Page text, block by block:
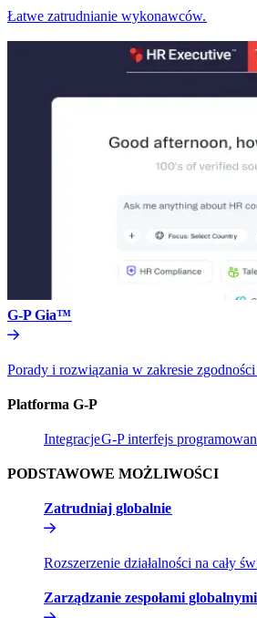
Łatwe zatrudnianie wykonawców.​​
G-P Gia™​​
Porady i rozwiązania w zakresie
Platforma G-P​​
Integracje​​G-P interfejs
PODSTAWOWE MOŻLIWOŚCI​​
Zatrudniaj globalnie​​
Rozszerzenie działalności na cały
Zarządzanie zespołami globalnymi​​